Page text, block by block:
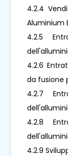
4.2.4
Aluminium
4.2.5
4.2.6
da fusione
4.2.7
4.2.8
4.2.9